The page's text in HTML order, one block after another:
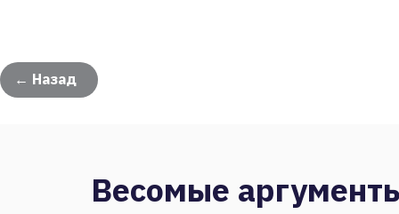
← Назад
Весомые